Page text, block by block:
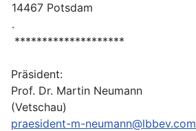
14467 Potsdam
.
********************
Präsident:
Prof. Dr. Martin Neumann
(Vetschau)
praesident-m-neumann@lbbev.com